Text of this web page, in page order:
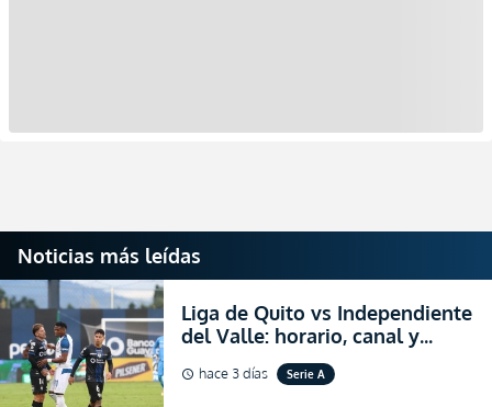
Noticias más leídas
Liga de Quito vs Independiente
del Valle: horario, canal y
dónde ver EN VIVO el
partidazo por la fecha 24 de la
schedule hace 3 días Serie A